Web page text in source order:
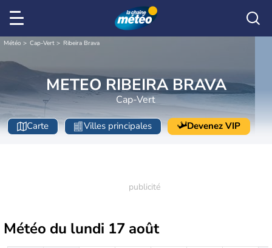
Météo Cap-Vert Ribeira Brava
METEO RIBEIRA BRAVA
Cap-Vert
Carte Villes principales Devenez VIP
Météo du lundi 17 août